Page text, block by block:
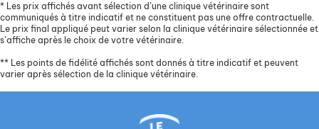
* Les prix affichés avant sélection d’une clinique vétérinaire sont
communiqués à titre indicatif et ne constituent pas une offre contractuelle.
Le prix final appliqué peut varier selon la clinique vétérinaire sélectionnée et
s’affiche après le choix de votre vétérinaire.
** Les points de fidélité affichés sont donnés à titre indicatif et peuvent
varier après sélection de la clinique vétérinaire.